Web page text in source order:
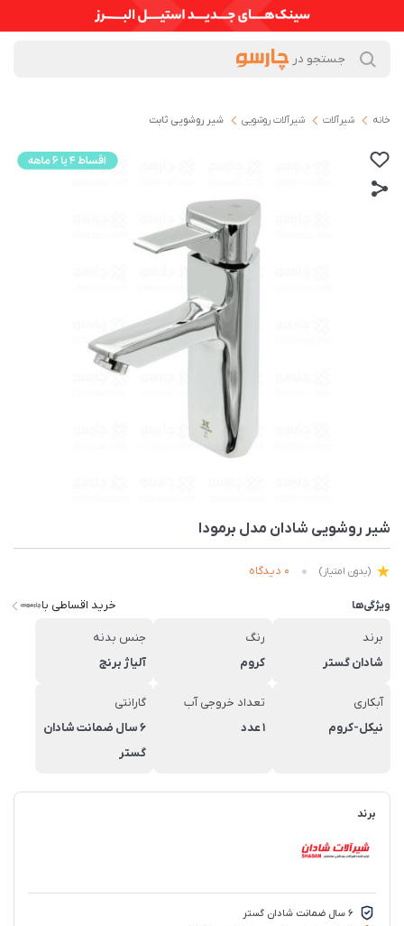
خانه شیرآلات شیرآلات روشویی شیر روشویی ثابت
شیر روشویی شادان مدل برمودا
(بدون امتیاز) 0 دیدگاه
ویژگی‌ها خرید اقساطی با
برند
شادان گستر
رنگ
کروم
جنس بدنه
آلیاژ برنج
آبکاری
نیکل-کروم
تعداد خروجی آب
1 عدد
گارانتی
6 سال ضمانت شادان
گستر
برند
6 سال ضمانت شادان گستر